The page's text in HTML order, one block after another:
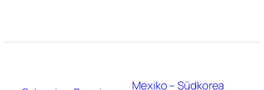
Mexiko – Südkorea